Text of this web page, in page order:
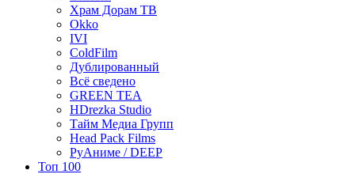
Храм Дорам ТВ
Okko
IVI
ColdFilm
Дублированный
Всё сведено
GREEN TEA
HDrezka Studio
Тайм Медиа Групп
Head Pack Films
РуАниме / DEEP
Топ 100